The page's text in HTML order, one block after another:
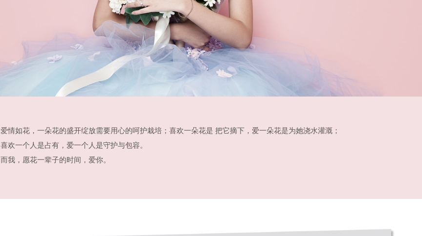
爱情如花，一朵花的盛开绽放需要用心的呵护栽培；喜欢一朵花是 把它摘下，爱一朵花是为她浇水灌溉；
喜欢一个人是占有，爱一个人是守护与包容。
而我，愿花一辈子的时间，爱你。